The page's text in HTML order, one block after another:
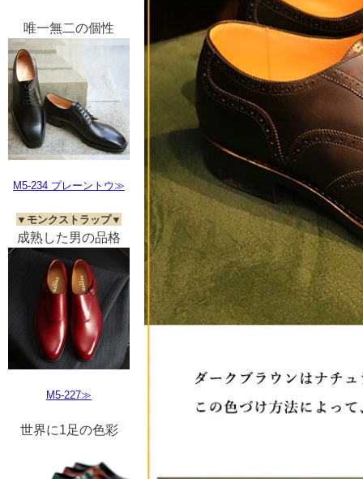
唯一無二の個性
M5-234 プレーントウ≫
▼モンクストラップ▼
成熟した男の品格
M5-227≫
世界に1足の色彩